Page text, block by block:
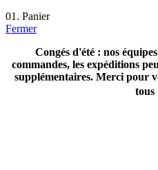
01. Panier
Fermer
Congés d'été : nos
commandes, les expéditions
supplémentaires. Merci pour